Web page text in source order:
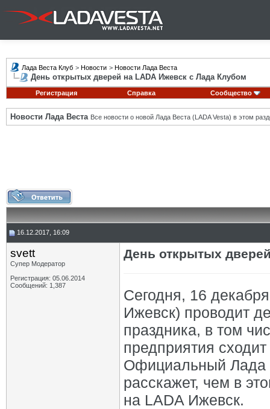
Лада Веста Клуб > Новости > Новости Лада Веста
День открытых дверей на LADA Ижевск с Лада Клубом
Регистрация Справка Сообщество
Новости Лада Веста Все новости о новой Лада Веста (LADA Vesta) в этом
16.12.2017, 16:09
svett
Супер Модератор
Регистрация: 05.06.2014
Сообщений: 1,387
День открытых
Сегодня, 16
Ижевск) проводит
праздника, в том
предприятия
Официальный Лада
расскажет, чем в
на LADA Ижевск.